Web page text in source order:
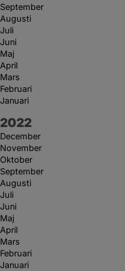
September
Augusti
Juli
Juni
Maj
April
Mars
Februari
Januari
År:
2022
December
November
Oktober
September
Augusti
Juli
Juni
Maj
April
Mars
Februari
Januari